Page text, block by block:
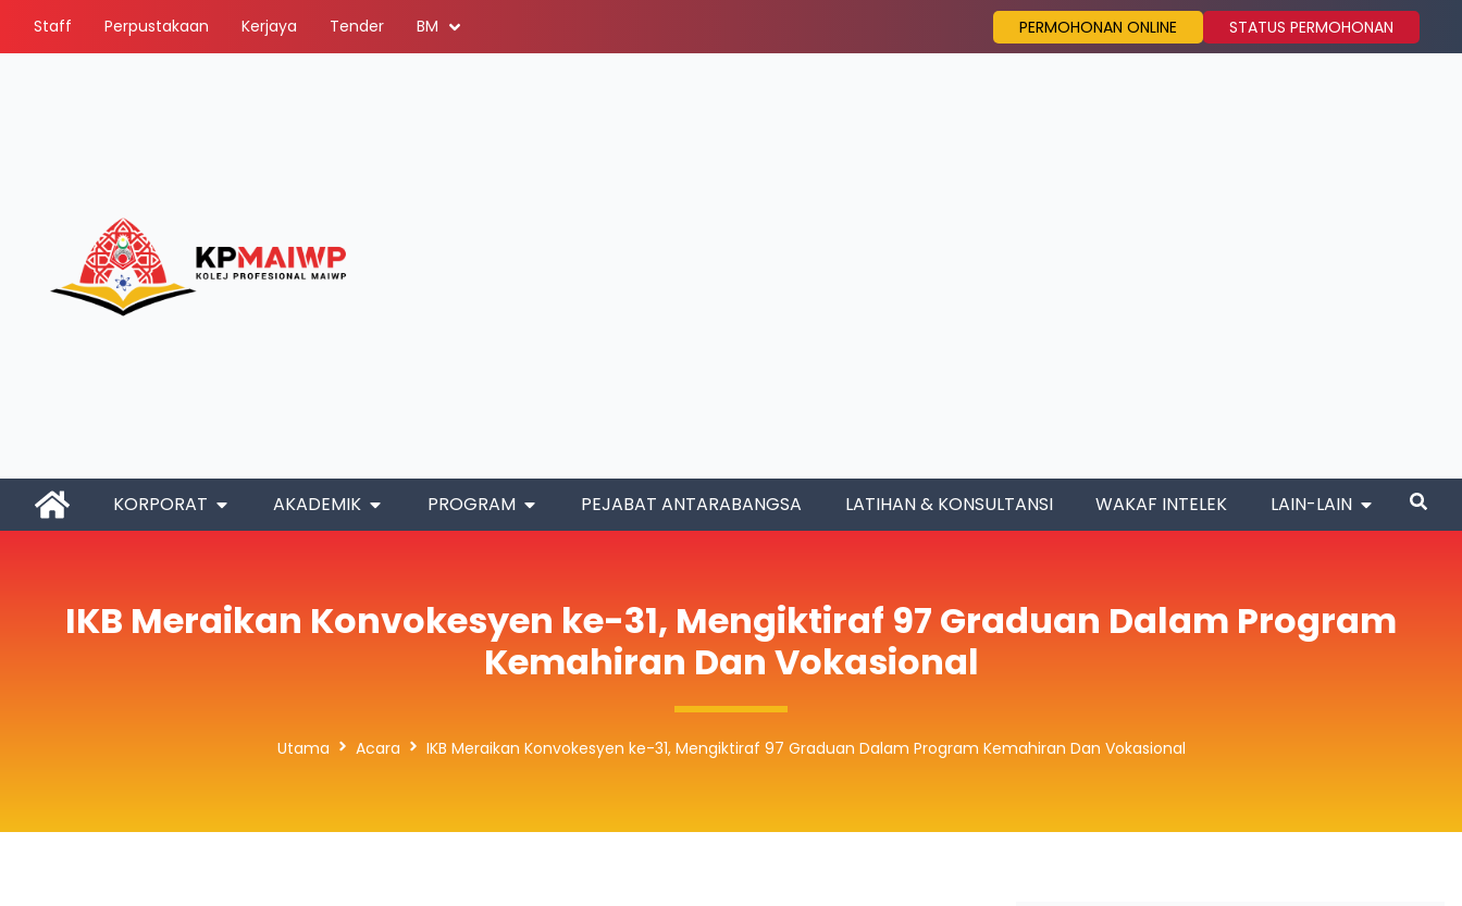
Staff Perpustakaan Kerjaya Tender BM PERMOHONAN ONLINE STATUS PERMOHONAN
KORPORAT AKADEMIK PROGRAM PEJABAT ANTARABANGSA LATIHAN & KONSULTANSI WAKAF INTELEK LAIN-LAIN
IKB Meraikan Konvokesyen ke-31, Mengiktiraf 97 Graduan Dalam Program
Kemahiran Dan Vokasional
Utama Acara IKB Meraikan Konvokesyen ke-31, Mengiktiraf 97 Graduan Dalam Program Kemahiran Dan Vokasional